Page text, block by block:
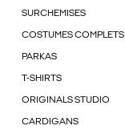
SURCHEMISES
COSTUMES COMPLETS
PARKAS
T-SHIRTS
ORIGINALS STUDIO
CARDIGANS